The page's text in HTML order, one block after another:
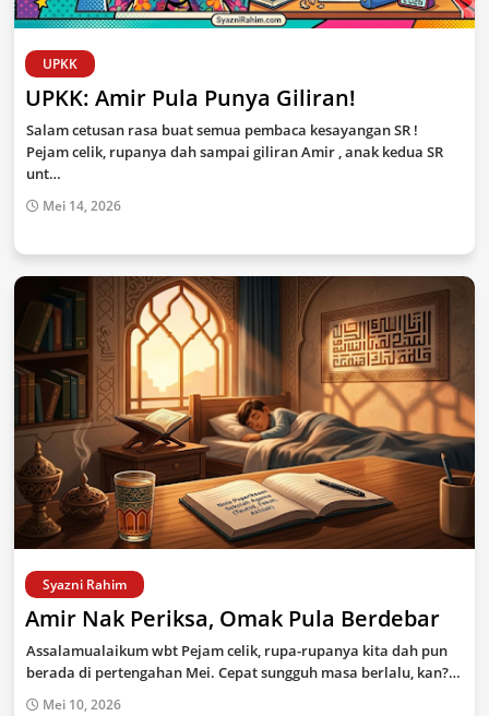
UPKK
UPKK: Amir Pula Punya Giliran!
Salam cetusan rasa buat semua pembaca kesayangan SR !
Pejam celik, rupanya dah sampai giliran Amir , anak kedua SR
unt…
Mei 14, 2026
Syazni Rahim
Amir Nak Periksa, Omak Pula Berdebar
Assalamualaikum wbt Pejam celik, rupa-rupanya kita dah pun
berada di pertengahan Mei. Cepat sungguh masa berlalu, kan?…
Mei 10, 2026